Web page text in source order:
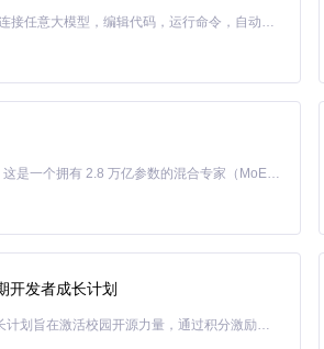
latex
Filegbt7714.sty' not found"，需检查
Claude Code 的开源替代方案。连接任意大模型，编辑代码，运行命令，自动验证 — 全自动执行。用 Rust 构建，极致性能。 ｜ An open-source alternative to Claude Code. Connect any LLM, edit code, run commands, and verify changes — autonomously. Built in Rust for speed. Get Started
Kimi K3 是Kimi能力最强的模型：这是一个拥有 2.8 万亿参数的混合专家（MoE）模型，具备原生视觉理解能力，并支持 100 万 token 的上下文窗口。
开发者成长计划
「源启盛夏」暑期校园开发者成长计划旨在激活校园开源力量，通过积分激励、认证扶持、资源倾斜等形式，引导高校组织和开发者完成「入驻 — 建项目 — 做贡献 — 获认证 — 得资源」的完整闭环。无论你是想带领社团入驻平台的组织者，还是希望用代码贡献证明自己的开发者，都能在这里找到属于你的成长路径。